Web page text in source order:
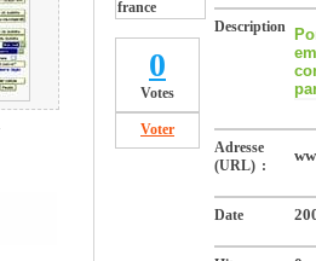
0
Votes
Voter
Description
Adresse
(URL) :
Date